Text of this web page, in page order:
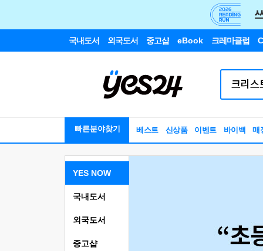
국내도서 외국도서 중고샵 eBook 크레마클럽
빠른분야찾기 베스트 신상품 이벤트 바이백 매
YES NOW
국내도서
외국도서
중고샵